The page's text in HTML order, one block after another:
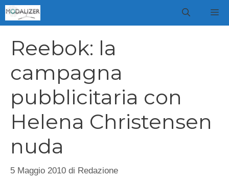
Vai
al
Reebok: la
campagna
pubblicitaria con
Helena Christensen
nuda
5 Maggio 2010 di Redazione